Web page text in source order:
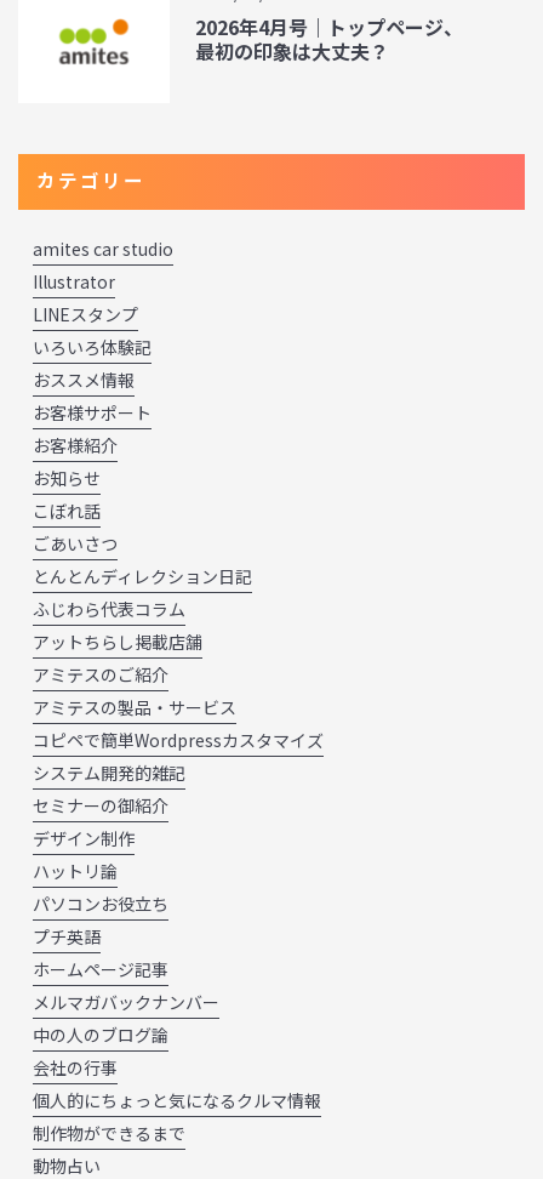
2026年4月号｜トップページ、
最初の印象は大丈夫？
カテゴリー
amites car studio
Illustrator
LINEスタンプ
いろいろ体験記
おススメ情報
お客様サポート
お客様紹介
お知らせ
こぼれ話
ごあいさつ
とんとんディレクション日記
ふじわら代表コラム
アットちらし掲載店舗
アミテスのご紹介
アミテスの製品・サービス
コピペで簡単Wordpressカスタマイズ
システム開発的雑記
セミナーの御紹介
デザイン制作
ハットリ論
パソコンお役立ち
プチ英語
ホームページ記事
メルマガバックナンバー
中の人のブログ論
会社の行事
個人的にちょっと気になるクルマ情報
制作物ができるまで
動物占い